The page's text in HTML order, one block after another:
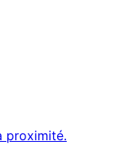
proximité.